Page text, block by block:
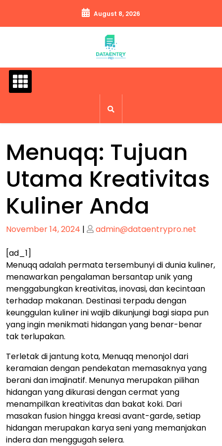
content
August 8, 2026
Menuqq: Tujuan
Utama Kreativitas
Kuliner Anda
Posted
November 14, 2024 | Posted
admin@dataentrypro.net
[ad_1]
Menuqq adalah permata tersembunyi di dunia kuliner,
menawarkan pengalaman bersantap unik yang
menggabungkan kreativitas, inovasi, dan kecintaan
terhadap makanan. Destinasi terpadu dengan
keunggulan kuliner ini wajib dikunjungi bagi siapa pun
yang ingin menikmati hidangan yang benar-benar
tak terlupakan.
Terletak di jantung kota, Menuqq menonjol dari
keramaian dengan pendekatan memasaknya yang
berani dan imajinatif. Menunya merupakan pilihan
hidangan yang dikurasi dengan cermat yang
menampilkan kreativitas dan bakat koki. Dari
masakan fusion hingga kreasi avant-garde, setiap
hidangan merupakan karya seni yang memanjakan
indera dan menggugah selera.